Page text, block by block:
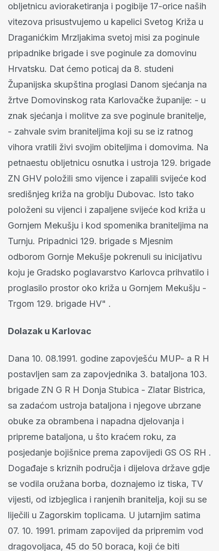
Dolazak u Karlovac
Dana 10. 08.1991. godine zapovješću MUP- a R H
postavljen sam za zapovjednika 3. bataljona 103.
brigade ZN G R H Donja Stubica - Zlatar Bistrica,
sa zadaćom ustroja bataljona i njegove ubrzane
obuke za obrambena i napadna djelovanja i
pripreme bataljona, u što kraćem roku, za
posjedanje bojišnice prema zapovijedi GS OS RH .
Događaje s kriznih područja i dijelova države gdje
se vodila oružana borba, doznajemo iz tiska, TV
vijesti, od izbjeglica i ranjenih branitelja, koji su se
liječili u Zagorskim toplicama. U jutarnjim satima
07. 10. 1991. primam zapovijed da pripremim vod
dragovoljaca, 45 do 50 boraca, koji će biti